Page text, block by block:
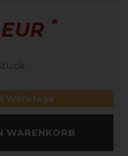
*
Werktage
WARENKORB